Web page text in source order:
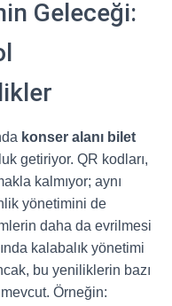
Geleceği:
konser alanı bilet
getiriyor. QR kodları,
kalmıyor; aynı
yönetimini de
daha da evrilmesi
kalabalık yönetimi
bu yeniliklerin bazı
mevcut. Örneğin: